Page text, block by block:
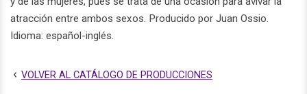
atracción entre ambos sexos. Producido por Juan Ossio.
Idioma: español-inglés.
VOLVER AL CATÁLOGO DE PRODUCCIONES